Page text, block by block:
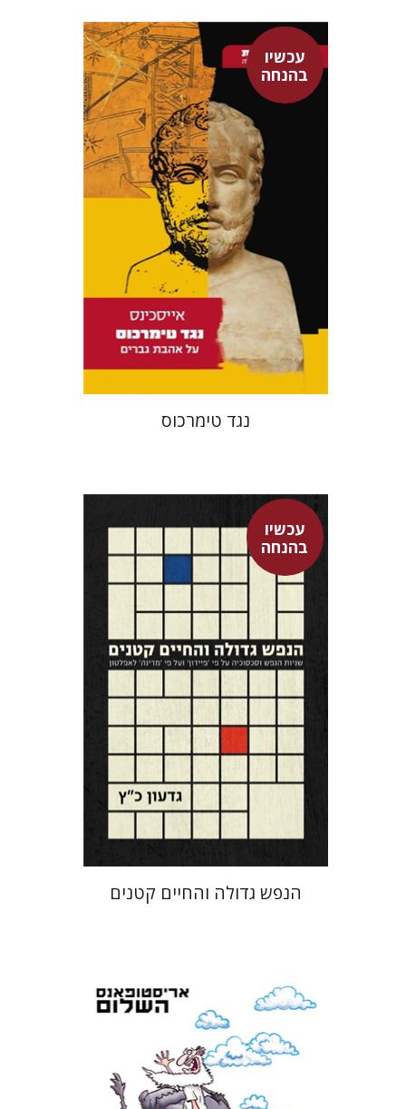
עכשיו
בהנחה
אייסכינס
דבורה גילולה
עכשיו בהנחה
$21
$15
נגד טימרכוס
עכשיו
בהנחה
גדעון כ"ץ
עכשיו בהנחה
$30
$22
הנפש גדולה והחיים קטנים
אריסטופאנס
דבורה גילולה
זיוה כספי